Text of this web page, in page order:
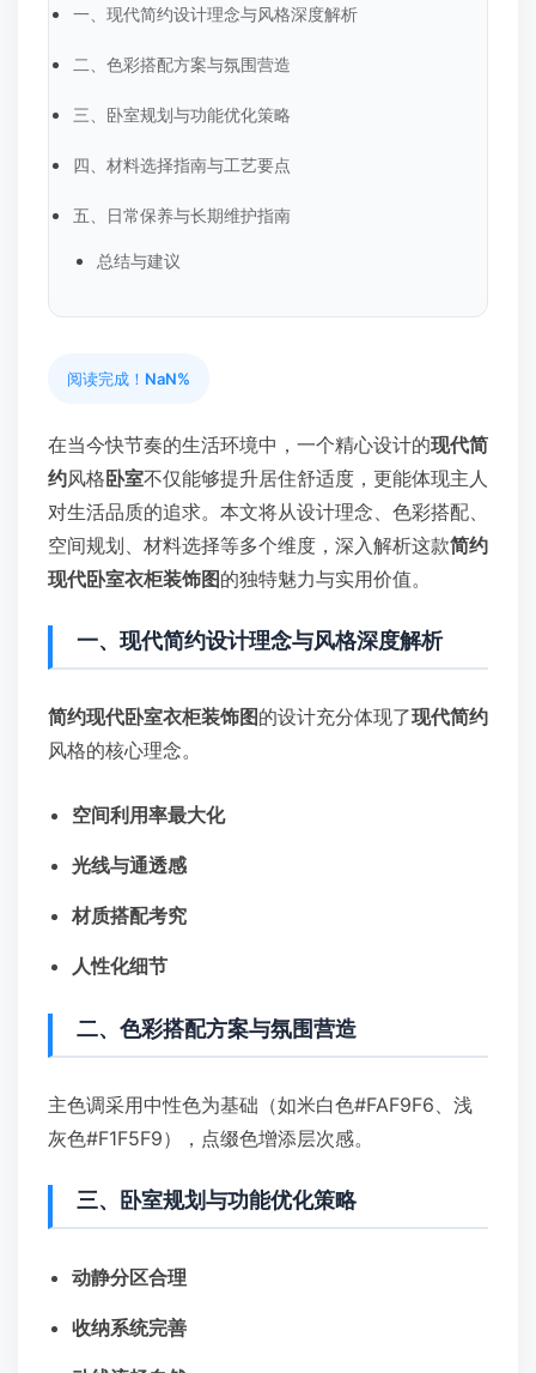
一、现代简约设计理念与风格深度解析
二、色彩搭配方案与氛围营造
三、卧室规划与功能优化策略
四、材料选择指南与工艺要点
五、日常保养与长期维护指南
总结与建议
阅读完成！ NaN%
在当今快节奏的生活环境中，一个精心设计的现代简
约风格卧室不仅能够提升居住舒适度，更能体现主人
对生活品质的追求。本文将从设计理念、色彩搭配、
空间规划、材料选择等多个维度，深入解析这款简约
现代卧室衣柜装饰图的独特魅力与实用价值。
一、现代简约设计理念与风格深度解析
简约现代卧室衣柜装饰图的设计充分体现了现代简约
风格的核心理念。
空间利用率最大化
光线与通透感
材质搭配考究
人性化细节
二、色彩搭配方案与氛围营造
主色调采用中性色为基础（如米白色#FAF9F6、浅
灰色#F1F5F9），点缀色增添层次感。
三、卧室规划与功能优化策略
动静分区合理
收纳系统完善